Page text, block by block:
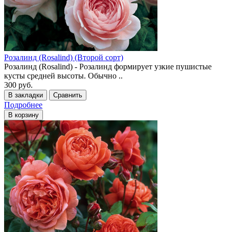
Розалинд (Rosalind) (Второй сорт)
Розалинд (Rosalind) - Розалинд формирует узкие пушистые
кусты средней высоты. Обычно ..
300 руб.
В закладки Сравнить
Подробнее
В корзину